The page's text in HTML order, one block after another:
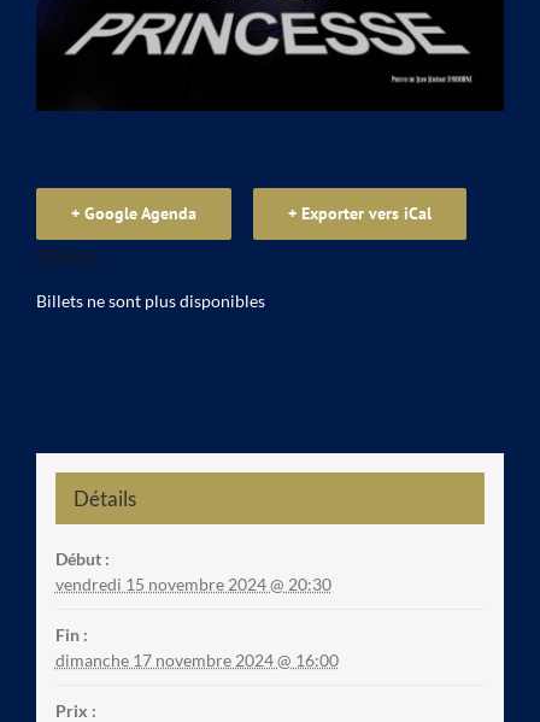
+ Google Agenda + Exporter vers iCal
Billets
Billets ne sont plus disponibles
Détails
Début :
vendredi 15 novembre 2024 @ 20:30
Fin :
dimanche 17 novembre 2024 @ 16:00
Prix :